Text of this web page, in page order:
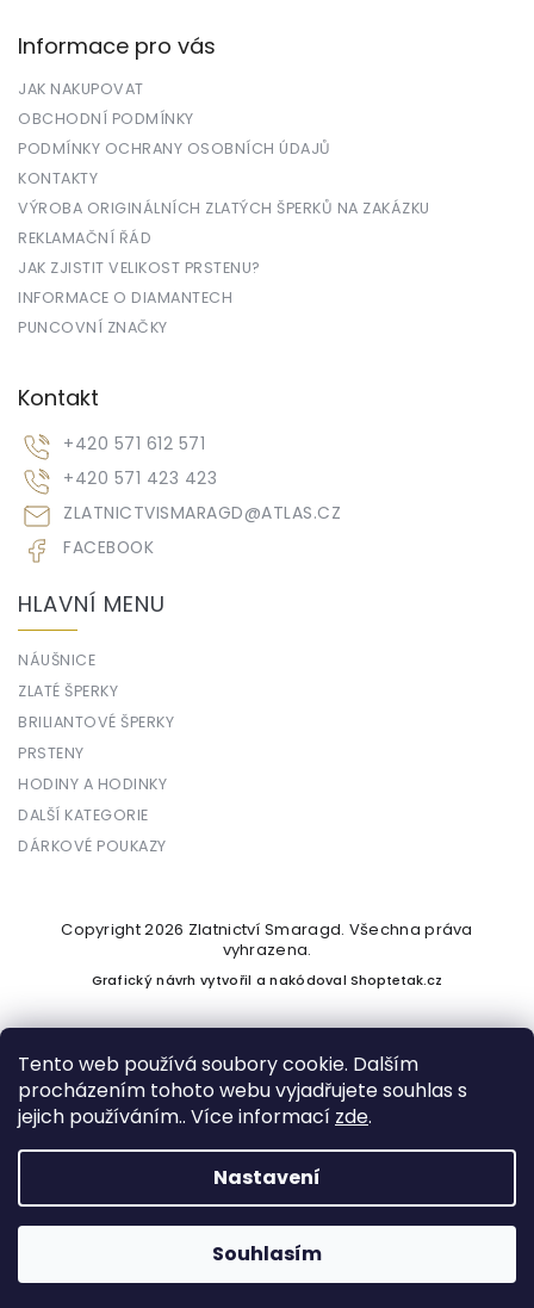
Tento web používá soubory cookie. Dalším
procházením tohoto webu vyjadřujete souhlas s
jejich používáním.. Více informací zde.
Nastavení
Souhlasím
Informace pro vás
JAK NAKUPOVAT
OBCHODNÍ PODMÍNKY
PODMÍNKY OCHRANY OSOBNÍCH ÚDAJŮ
KONTAKTY
VÝROBA ORIGINÁLNÍCH ZLATÝCH ŠPERKŮ NA ZAKÁZKU
REKLAMAČNÍ ŘÁD
JAK ZJISTIT VELIKOST PRSTENU?
INFORMACE O DIAMANTECH
PUNCOVNÍ ZNAČKY
Kontakt
ZLATNICTVISMARAGD@ATLAS.CZ
+420 571 612 571
+420 571 423 423
FACEBOOK
HLAVNÍ MENU
NÁUŠNICE
ZLATÉ ŠPERKY
BRILIANTOVÉ ŠPERKY
PRSTENY
HODINY A HODINKY
DALŠÍ KATEGORIE
DÁRKOVÉ POUKAZY
Vytvořil Shoptet
Copyright 2026 Zlatnictví Smaragd. Všechna práva
vyhrazena.
Grafický návrh vytvořil a nakódovalShoptetak.cz
Podle zákona o evidenci tržeb je prodávající povinen vystavit
kupujícímu účtenku. Zároveň je povinen zaevidovat přijatou
tržbu u správce daně online; v případě technického výpadku
pak nejpozději do 48 hodin.